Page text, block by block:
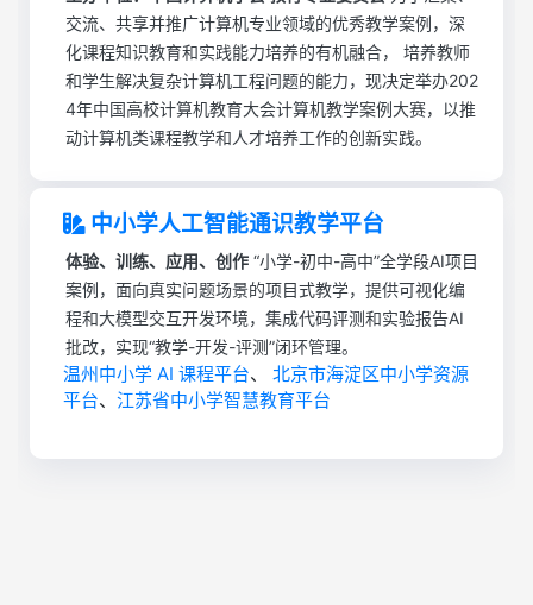
交流、共享并推广计算机专业领域的优秀教学案例，深
化课程知识教育和实践能力培养的有机融合， 培养教师
和学生解决复杂计算机工程问题的能力，现决定举办202
4年中国高校计算机教育大会计算机教学案例大赛，以推
动计算机类课程教学和人才培养工作的创新实践。
中小学人工智能通识教学平台
体验、训练、应用、创作 “小学-初中-高中”全学段AI项目
案例，面向真实问题场景的项目式教学，提供可视化编
程和大模型交互开发环境，集成代码评测和实验报告AI
批改，实现“教学-开发-评测”闭环管理。
温州中小学 AI 课程平台、 北京市海淀区中小学资源
平台、 江苏省中小学智慧教育平台